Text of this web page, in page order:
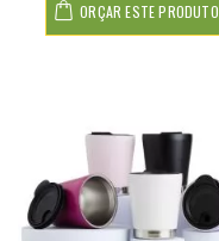
ORÇAR ESTE PRODUTO